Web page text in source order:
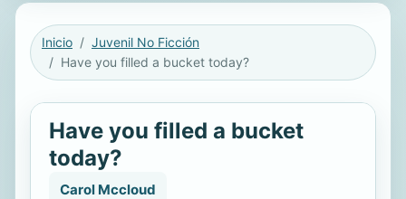
Inicio
Juvenil No Ficción
Have you filled a bucket today?
Have you filled a bucket
today?
Carol Mccloud